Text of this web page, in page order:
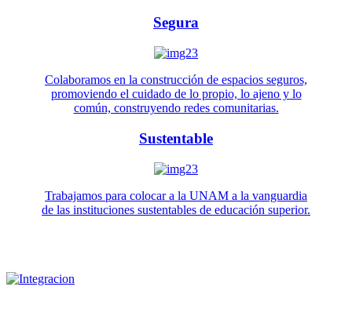
Segura
Colaboramos en la construcción de espacios seguros,
promoviendo el cuidado de lo propio, lo ajeno y lo
común, construyendo redes comunitarias.
Sustentable
Trabajamos para colocar a la UNAM a la vanguardia
de las instituciones sustentables de educación superior.